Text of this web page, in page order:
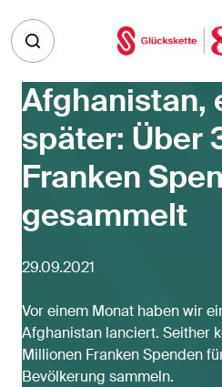
Afghanistan,
später: Über
Franken
gesammelt
29.09.2021
Vor einem Monat haben wir
Afghanistan lanciert. Seither
Millionen Franken Spenden
Bevölkerung sammeln.